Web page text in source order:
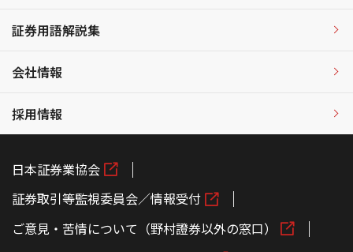
証券用語解説集
会社情報
採用情報
日本証券業協会
証券取引等監視委員会／情報受付
ご意見・苦情について（野村證券以外の窓口）